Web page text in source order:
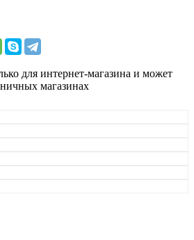
для интернет-магазина и может
магазинах